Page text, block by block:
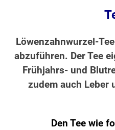
Löwenzahnwurzel-
abzuführen. Der Tee
Frühjahrs- und
zudem auch Leber
Den Tee wie